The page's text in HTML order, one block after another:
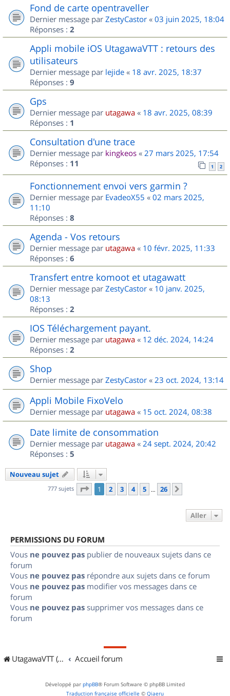
Fond de carte opentraveller
Dernier message par ZestyCastor « 03 juin 2025, 18:04
Réponses : 2
Appli mobile iOS UtagawaVTT : retours des
utilisateurs
Dernier message par lejide « 18 avr. 2025, 18:37
Réponses : 9
Gps
Dernier message par utagawa « 18 avr. 2025, 08:39
Réponses : 1
Consultation d'une trace
Dernier message par kingkeos « 27 mars 2025, 17:54
Réponses : 11 1 2
Fonctionnement envoi vers garmin ?
Dernier message par EvadeoX55 « 02 mars 2025,
11:10
Réponses : 8
Agenda - Vos retours
Dernier message par utagawa « 10 févr. 2025, 11:33
Réponses : 6
Transfert entre komoot et utagawatt
Dernier message par ZestyCastor « 10 janv. 2025,
08:13
Réponses : 2
IOS Téléchargement payant.
Dernier message par utagawa « 12 déc. 2024, 14:24
Réponses : 2
Shop
Dernier message par ZestyCastor « 23 oct. 2024, 13:14
Appli Mobile FixoVelo
Dernier message par utagawa « 15 oct. 2024, 08:38
Date limite de consommation
Dernier message par utagawa « 24 sept. 2024, 20:42
Réponses : 5
Nouveau sujet
777 sujets Page 1sur
1 2 3 4 5 … 26
Aller
PERMISSIONS DU FORUM
Vous ne pouvez pas publier de nouveaux sujets dans ce
forum
Vous ne pouvez pas répondre aux sujets dans ce forum
Vous ne pouvez pas modifier vos messages dans ce
forum
Vous ne pouvez pas supprimer vos messages dans ce
forum
UtagawaVTT (Randos VTT et VTTAE avec traces GPS) Accueil forum
Développé par phpBB® Forum Software © phpBB Limited
Traduction française officielle © Qiaeru